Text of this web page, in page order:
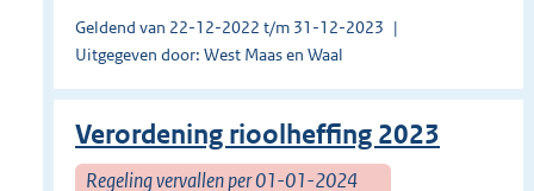
Geldend van 22-12-2022 t/m 31-12-2023
Uitgegeven door: West Maas en Waal
Verordening rioolheffing 2023
Regeling vervallen per 01-01-2024